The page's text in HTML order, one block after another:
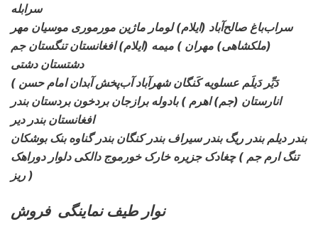
سرابله
سراب‌باغ صالح‌آباد (ایلام) لومار ماژین مورموری موسیان مهر
(ملکشاهی) مهران ) میمه (ایلام) افغانستان تنگستان جم
دشتستان دشتی
دَیِّر دَیلَم عسلویهکَنگان شهرآباد آب‌پخش آبدان امام حسن )
انارستان (جم) اهرم ) بادوله برازجان بردخون بردستان بندر
افغانستان بندر دیر
بندر دیلم بندر ریگ بندر سیراف بندر کنگان بندر گناوه بنک بوشکان
تنگ ارم جم ) چغادک جزیره خارک خورموج دالکی دلوار دوراهک
ریز )
نوار طیف نماینگی فروش